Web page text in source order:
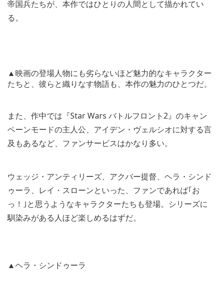
帝国兵たちが、本作ではひとりの人間として描かれてい
る。
▲映画の登場人物にも劣らないほど魅力的なキャラクター
たちと、彼らと織りなす物語も、本作の魅力のひとつだ。
また、作中では『Star Wars バトルフロント2』のキャン
ペーンモードの主人公、アイデン・ヴェルシオに対する言
及もあるなど、ファンサービスはかなり多い。
ウェッジ・アンティリーズ、アクバー提督、ヘラ・シンド
ゥーラ、レイ・スローンといった、ファンであれば｢お
っ！｣と思うようなキャラクターたちも登場。シリーズに
馴染みがある人ほど楽しめるはずだ。
▲ヘラ・シンドゥーラ